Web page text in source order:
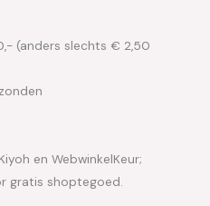
(anders slechts € 2,50
en WebwinkelKeur;
gratis shoptegoed.